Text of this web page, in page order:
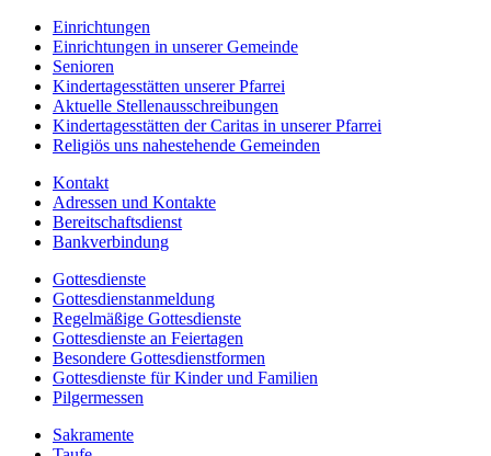
Einrichtungen
Einrichtungen in unserer Gemeinde
Senioren
Kindertagesstätten unserer Pfarrei
Aktuelle Stellenausschreibungen
Kindertagesstätten der Caritas in unserer Pfarrei
Religiös uns nahestehende Gemeinden
Kontakt
Adressen und Kontakte
Bereitschaftsdienst
Bankverbindung
Gottesdienste
Gottesdienstanmeldung
Regelmäßige Gottesdienste
Gottesdienste an Feiertagen
Besondere Gottesdienstformen
Gottesdienste für Kinder und Familien
Pilgermessen
Sakramente